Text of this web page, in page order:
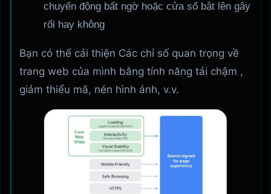
chuyển động bất ngờ hoặc cửa sổ bật lên gây
rối hay không
Bạn có thể cải thiện Các chỉ số quan trọng về
trang web của mình bằng tính năng tải chậm ,
giảm thiểu mã, nén hình ảnh, v.v.